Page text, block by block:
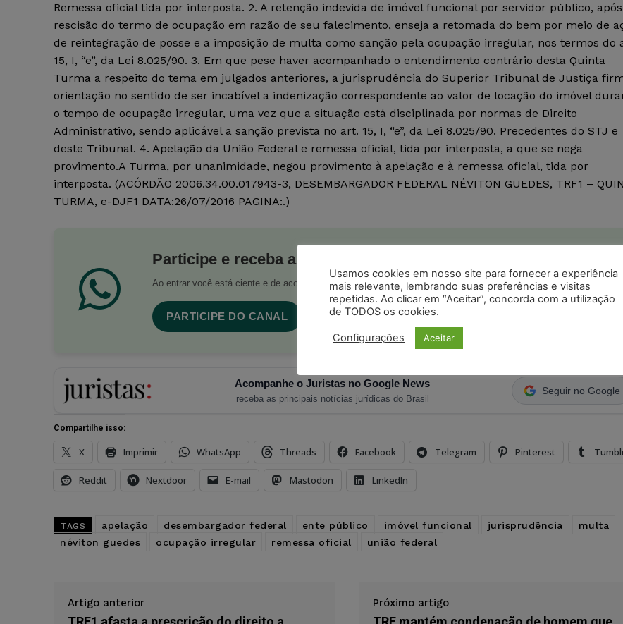
Remessa oficial tida por interposta. 2. A retenção indevida de imóvel funcional por servidor público,
rescisão do termo de ocupação em razão de seu falecimento, enseja a retomada do bem por meio de
de reintegração de posse e a imposição de multa como sanção pela ocupação irregular, nos termos do
15, I, “e”, da Lei 8.025/90. 3. Em que pese haver acompanhado o entendimento contrário desta Quinta
Turma a respeito do tema em julgados anteriores, a jurisprudência do Superior Tribunal de Justiça
orientação no sentido de ser incabível a indenização correspondente ao valor de locação do imóvel
o tempo de ocupação irregular, uma vez que a situação está disciplinada por normas de Direito
Administrativo, sendo aplicável a sanção prevista no art. 15, I, “e”, da Lei 8.025/90. Precedentes do STJ e
deste Tribunal. 4. Apelação da União Federal e remessa oficial, tida por interposta, a que se nega
provimento.A Turma, por unanimidade, negou provimento à apelação e à remessa oficial, tida por
interposta. (ACÓRDÃO 2006.34.00.017943-3, DESEMBARGADOR FEDERAL NÉVITON GUEDES, TRF1 –
TURMA, e-DJF1 DATA:26/07/2016 PAGINA:.)
Participe e receba as postagens diárias do Portal Juristas.
Ao entrar você está ciente e de acordo com ostermos de usoeprivacidade do Whatsapp.
PARTICIPE DO CANAL
Acompanhe o Juristas no Google News
receba as principais notícias jurídicas do Brasil
Seguir no Google
Compartilhe isso:
X Imprimir WhatsApp Threads Facebook Telegram Pinterest
Reddit Nextdoor E-mail Mastodon LinkedIn
TAGS apelação desembargador federal ente público imóvel funcional jurisprudência
multa
néviton guedes
ocupação irregular remessa oficial união federal
Artigo anterior Próximo artigo
Usamos cookies em nosso site para fornecer a experiência
mais relevante, lembrando suas preferências e visitas
repetidas. Ao clicar em “Aceitar”, concorda com a utilização
de TODOS os cookies.
Configurações Aceitar